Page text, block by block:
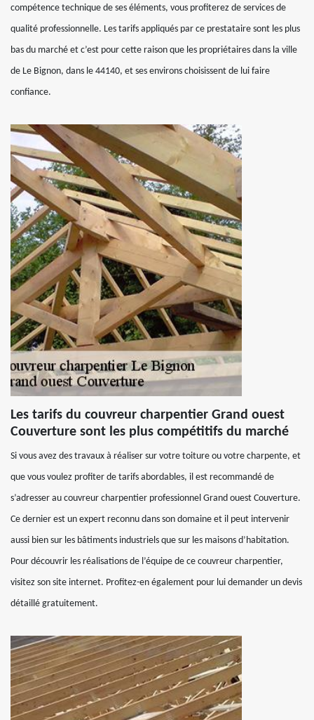
compétence technique de ses éléments, vous profiterez de services de
qualité professionnelle. Les tarifs appliqués par ce prestataire sont les plus
bas du marché et c’est pour cette raison que les propriétaires dans la ville
de Le Bignon, dans le 44140, et ses environs choisissent de lui faire
confiance.
Les tarifs du couvreur charpentier Grand ouest
Couverture sont les plus compétitifs du marché
Si vous avez des travaux à réaliser sur votre toiture ou votre charpente, et
que vous voulez profiter de tarifs abordables, il est recommandé de
s’adresser au couvreur charpentier professionnel Grand ouest Couverture.
Ce dernier est un expert reconnu dans son domaine et il peut intervenir
aussi bien sur les bâtiments industriels que sur les maisons d’habitation.
Pour découvrir les réalisations de l’équipe de ce couvreur charpentier,
visitez son site internet. Profitez-en également pour lui demander un devis
détaillé gratuitement.